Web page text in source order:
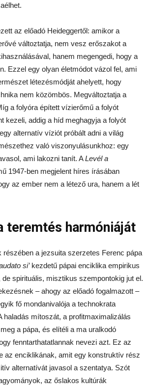
az előadó Heideggertől: amikor a
változtatja, nem vesz erőszakot a
hanem megengedi, hogy a
Ezzel egy olyan életmódot vázol fel, ami
létezésmódját ahelyett, hogy
nem közömbös. Megváltoztatja a
a folyóra épített vízierőmű a folyót
kezeli, addig a híd meghagyja a folyót
alternatív víziót próbált adni a világ
való viszonyulásunkhoz: egy
ami lakozni tanít. ALevél a
1947-ben megjelent híres írásában
az ember nem a létező ura, hanem a lét
teremtés harmóniáját
részében a jezsuita szerzetes Ferenc pápa
si’kezdetű pápai enciklika empirikus
de spirituális, misztikus szempontokig jut el.
– ahogy az előadó fogalmazott –
fő mondanivalója a technokrata
haladás mítoszát, a profitmaximalizálás
a pápa, és elítéli a ma uralkodó
fenntarthatatlannak nevezi azt. Ez az
az enciklikának, amit egy konstruktív rész
alternatívát javasol a szentatya. Szót
az őslakos kultúrák